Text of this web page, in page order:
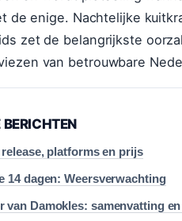
de enige. Nachtelijke
zet de belangrijkste
van betrouwbare
BERICHTEN
platforms en prijs
14 dagen: Weersverwachting
van Damokles: samenvatting